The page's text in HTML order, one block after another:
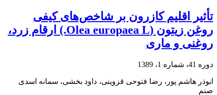
تأثیر اقلیم کازرون بر شاخص‌های کیفی
روغن زیتون (Olea europaea L.) ارقام زرد،
روغنی و ماری
دوره 41، شماره 1، 1389
ابوذر هاشم پور، رضا فتوحی قزوینی، داود بخشی، سمانه اسدی
صنم